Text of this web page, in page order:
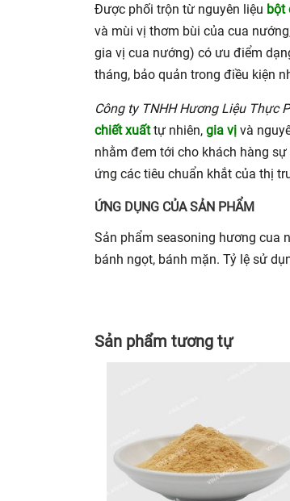
Được phối trộn từ nguyên liệu bột
và mùi vị thơm bùi của cua
gia vị cua nướng) có ưu điểm
tháng, bảo quản trong điều kiện
Công ty TNHH Hương Liệu Thực
chiết xuấttự nhiên, gia vị và
nhằm đem tới cho khách hàng
ứng các tiêu chuẩn khắt của thị
ỨNG DỤNG CỦA SẢN PHẨM
Sản phẩm seasoning hương cua
bánh ngọt, bánh mặn. Tỷ lệ sử
Sản phẩm tương tự